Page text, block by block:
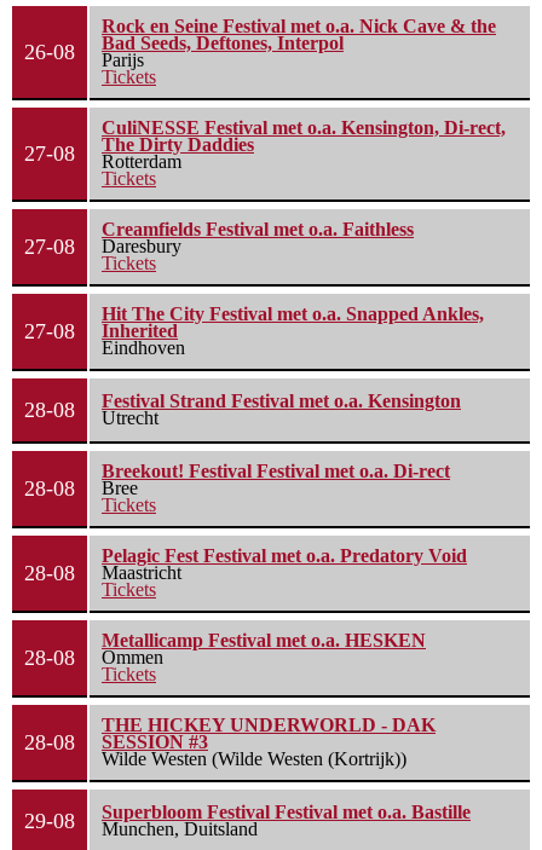
26-08
Rock en Seine Festival met o.a. Nick Cave & the
Bad Seeds, Deftones, Interpol
Parijs
Tickets
27-08
CuliNESSE Festival met o.a. Kensington, Di-rect,
The Dirty Daddies
Rotterdam
Tickets
27-08
Creamfields Festival met o.a. Faithless
Daresbury
Tickets
27-08
Hit The City Festival met o.a. Snapped Ankles,
Inherited
Eindhoven
28-08
Festival Strand Festival met o.a. Kensington
Utrecht
28-08
Breekout! Festival Festival met o.a. Di-rect
Bree
Tickets
28-08
Pelagic Fest Festival met o.a. Predatory Void
Maastricht
Tickets
28-08
Metallicamp Festival met o.a. HESKEN
Ommen
Tickets
28-08
THE HICKEY UNDERWORLD - DAK
SESSION #3
Wilde Westen (Wilde Westen (Kortrijk))
29-08
Superbloom Festival Festival met o.a. Bastille
Munchen, Duitsland